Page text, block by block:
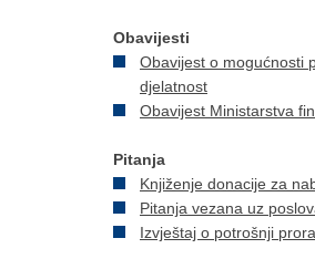
Obavijesti
Obavijest o mogućnosti
djelatnost
Obavijest Ministarstva
Pitanja
Knjiženje donacije za
Pitanja vezana uz
Izvještaj o potrošnji